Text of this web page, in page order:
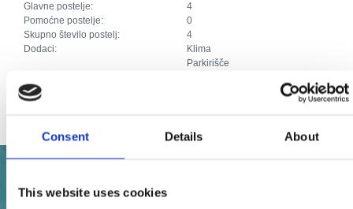
Consent Details About
This website uses cookies
Glavne postelje:
4
Pomoćne postelje:
0
Skupno število postelj:
4
Dodaci:
Klima
Parkirišče